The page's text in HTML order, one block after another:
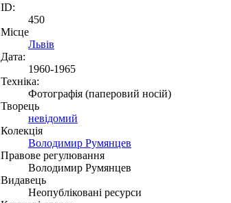
ID:
450
Місце
Львів
Дата:
1960-1965
Техніка:
Фотографія (паперовий носій)
Творець
невідомий
Колекція
Володимир Румянцев
Правове регулювання
Володимир Румянцев
Видавець
Неопубліковані ресурси